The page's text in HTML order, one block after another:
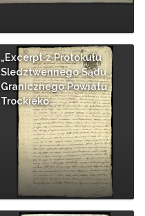
„Excerpt z Protokułu
Sledztwennego Sądu
Granicznego Powiatu
Trockieko…